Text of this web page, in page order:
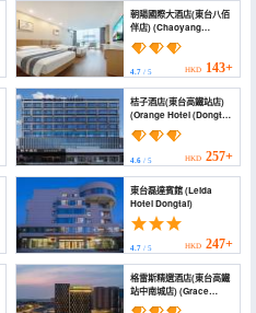
朝陽國際大酒店(東台八佰
伴店) (Chaoyang
International Hotel
(Dongtai Yaoban
Branch))
4.7/ 5 HKD 143+
桔子酒店(東台高鐵站店)
(Orange Hotel (Dongtai
High-speed Railway
Station))
4.6/ 5 HKD 257+
東台磊達賓館 (Leida
Hotel Dongtai)
4.7/ 5 HKD 247+
格雷斯精選酒店(東台高鐵
站中南城店) (Grace
Select Hotel)